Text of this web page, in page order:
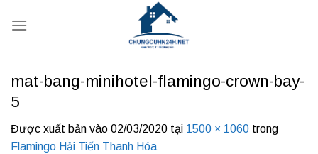
qua
mat-bang-minihotel-flamingo-crown-bay-
5
Được xuất bản vào 02/03/2020 tại 1500 × 1060 trong
Flamingo Hải Tiến Thanh Hóa